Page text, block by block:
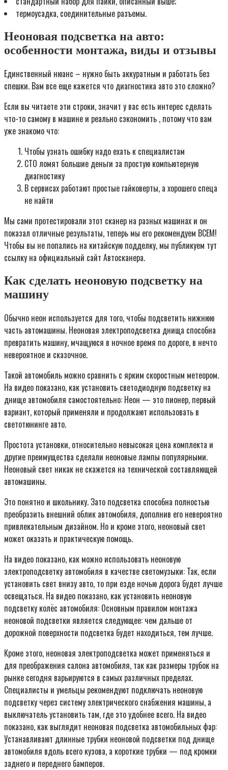
термоусадка, соединительные разъемы.
Неоновая подсветка на авто:
особенности монтажа, виды и отзывы
Единственный нюанс – нужно быть аккуратным и работать без
спешки. Вам все еще кажется что диагностика авто это сложно?
Если вы читаете эти строки, значит у вас есть интерес сделать
что-то самому в машине и реально сэкономить , потому что вам
уже знакомо что:
Чтобы узнать ошибку надо ехать к специалистам
СТО ломят большие деньги за простую компьютерную
диагностику
В сервисах работают простые гайковерты, а хорошего спеца
не найти
Мы сами протестировали этот сканер на разных машинах и он
показал отличные результаты, теперь мы его рекомендуем ВСЕМ!
Чтобы вы не попались на китайскую подделку, мы публикуем тут
ссылку на официальный сайт Автосканера.
Как сделать неоновую подсветку на
машину
Обычно неон используется для того, чтобы подсветить нижнюю
часть автомашины. Неоновая электроподсветка днища способна
превратить машину, мчащуюся в ночное время по дороге, в нечто
невероятное и сказочное.
Такой автомобиль можно сравнить с ярким скоростным метеором.
На видео показано, как установить светодиодную подсветку на
днище автомобиля самостоятельно: Неон — это пионер, первый
вариант, который применяли и продолжают использовать в
светотюнинге авто.
Простота установки, относительно невысокая цена комплекта и
другие преимущества сделали неоновые лампы популярными.
Неоновый свет никак не скажется на технической составляющей
автомашины.
Это понятно и школьнику. Зато подсветка способна полностью
преобразить внешний облик автомобиля, дополнив его невероятно
привлекательным дизайном. Но и кроме этого, неоновый свет
может оказать и практическую помощь.
На видео показано, как можно использовать неоновую
электроподсветку автомобиля в качестве светомузыки: Так, если
установить свет внизу авто, то при езде ночью дорога будет лучше
освещаться. На видео показано, как установить неоновую
подсветку колёс автомобиля: Основным правилом монтажа
неоновой подсветки является следующее: чем дальше от
дорожной поверхности подсветка будет находиться, тем лучше.
Кроме этого, неоновая электроподсветка может применяться и
для преображения салона автомобиля, так как размеры трубок на
рынке сегодня варьируются в самых различных пределах.
Специалисты и умельцы рекомендуют подключать неоновую
подсветку через систему электрического снабжения машины, а
выключатель установить там, где это удобнее всего. На видео
показано, как выглядит неоновая подсветка автомобильных фар:
Устанавливают длинные трубки неоновой подсветки под днище
автомобиля вдоль всего кузова, а короткие трубки — под кромки
заднего и переднего бамперов.